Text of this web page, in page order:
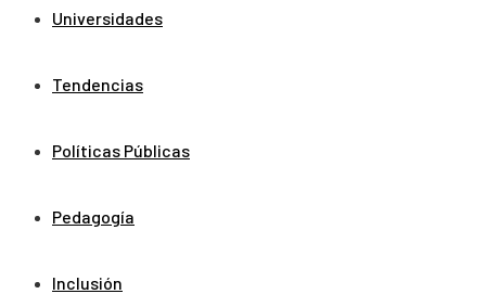
Universidades
Tendencias
Políticas Públicas
Pedagogía
Inclusión